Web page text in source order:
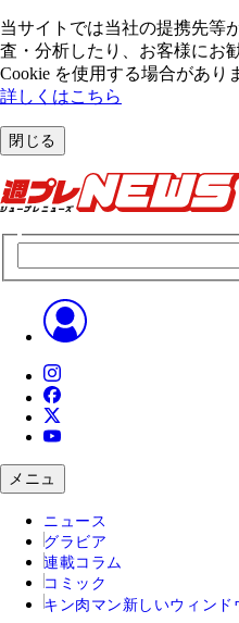
当サイトでは当社の提携先等
査・分析したり、お客様にお
Cookie を使⽤する場合があり
詳しくはこちら
閉じる
メニュ
ニュース
グラビア
連載コラム
コミック
キン肉マン 新しいウィンド